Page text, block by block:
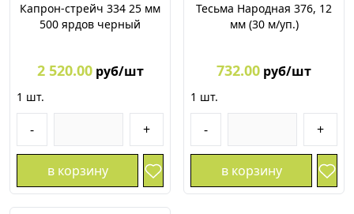
Капрон-стрейч 334 25 мм
500 ярдов черный
2 520.00 руб/шт
1 шт.
- +
в корзину
Тесьма Народная 376, 12
мм (30 м/уп.)
732.00 руб/шт
1 шт.
- +
в корзину